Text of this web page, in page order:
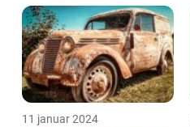
11 januar 2024